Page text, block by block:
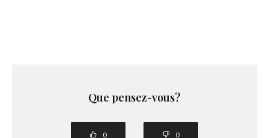
Que pensez-vous?
0 0